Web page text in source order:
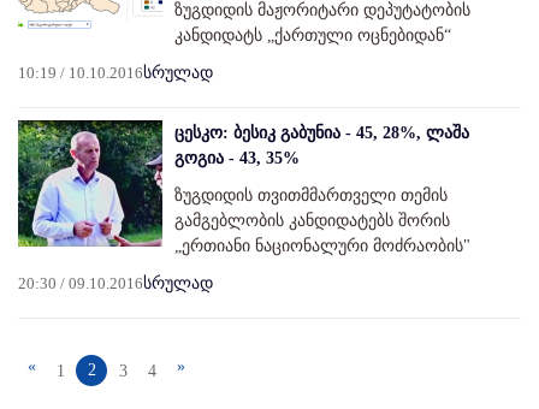
ზუგდიდის მაჟორიტარი დეპუტატობის
კანდიდატს „ქართული ოცნებიდან“
10:19 / 10.10.2016სრულად
ცესკო: ბესიკ გაბუნია - 45, 28%, ლაშა
გოგია - 43, 35%
ზუგდიდის თვითმმართველი თემის
გამგებლობის კანდიდატებს შორის
„ერთიანი ნაციონალური მოძრაობის"
20:30 / 09.10.2016სრულად
« 1 2 3 4 »